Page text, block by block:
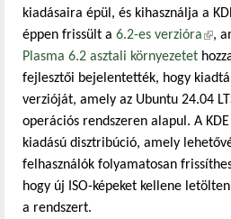
kiadásaira épül, és kihasználja a
éppen frissült a 6.2-es verzióra ,
Plasma 6.2 asztali környezetet
fejlesztői bejelentették, hogy
verzióját, amely az Ubuntu 24.04
operációs rendszeren alapul. A
kiadású disztribúció, amely
felhasználók folyamatosan
hogy új ISO-képeket kellene
a rendszert.